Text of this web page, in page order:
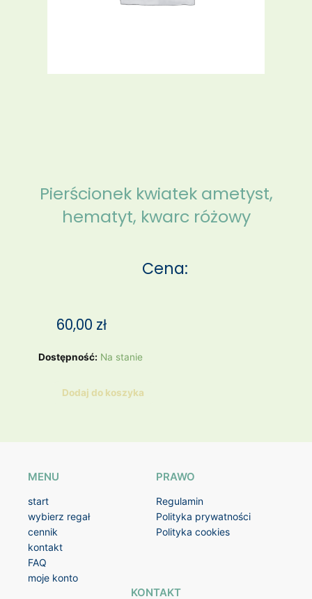
Pierścionek kwiatek ametyst,
hematyt, kwarc różowy
Cena:
60,00 zł
Dostępność: Na stanie
ilość
kwiatekDodaj do koszyka
MENU
start
wybierz regał
cennik
kontakt
FAQ
moje konto
PRAWO
Regulamin
Polityka prywatności
Polityka cookies
KONTAKT